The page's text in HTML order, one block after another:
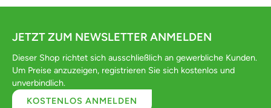
JETZT ZUM NEWSLETTER ANMELDEN
Dieser Shop richtet sich ausschließlich an gewerbliche Kunden.
Um Preise anzuzeigen, registrieren Sie sich kostenlos und
unverbindlich.
KOSTENLOS ANMELDEN